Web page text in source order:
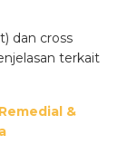
dan cross
terkait
&